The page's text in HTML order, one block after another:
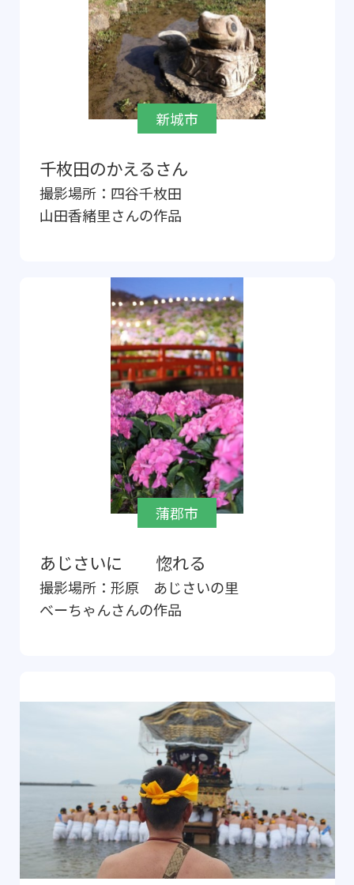
新城市
千枚田のかえるさん
撮影場所： 四谷千枚田
山田香緒里さんの作品
蒲郡市
あじさいに 惚れる
撮影場所： 形原 あじさいの里
べーちゃんさんの作品